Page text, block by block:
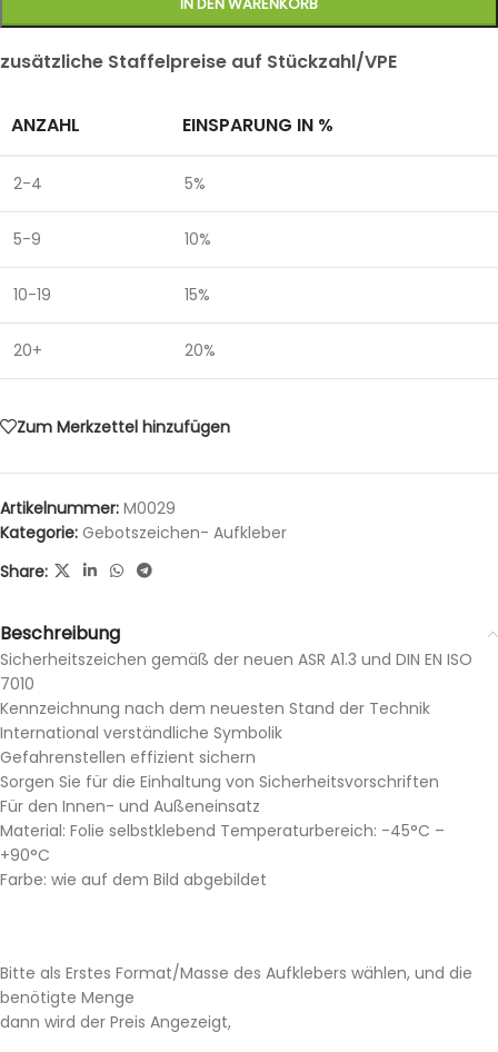
zusätzliche Staffelpreise auf Stückzahl/VPE
ANZAHL EINSPARUNG IN %
2-4 5%
5-9 10%
10-19 15%
20+ 20%
Zum Merkzettel hinzufügen
Artikelnummer: M0029
Kategorie: Gebotszeichen- Aufkleber
Share:
Beschreibung
Sicherheitszeichen gemäß der neuen ASR A1.3 und DIN EN ISO
7010
Kennzeichnung nach dem neuesten Stand der Technik
International verständliche Symbolik
Gefahrenstellen effizient sichern
Sorgen Sie für die Einhaltung von Sicherheitsvorschriften
Für den Innen- und Außeneinsatz
Material: Folie selbstklebend Temperaturbereich: -45°C –
+90°C
Farbe: wie auf dem Bild abgebildet
Bitte als Erstes Format/Masse des Aufklebers wählen, und die
benötigte Menge
dann wird der Preis Angezeigt,